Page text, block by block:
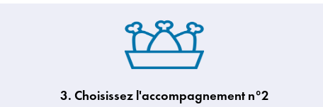
3. Choisissez l'accompagnement n°2